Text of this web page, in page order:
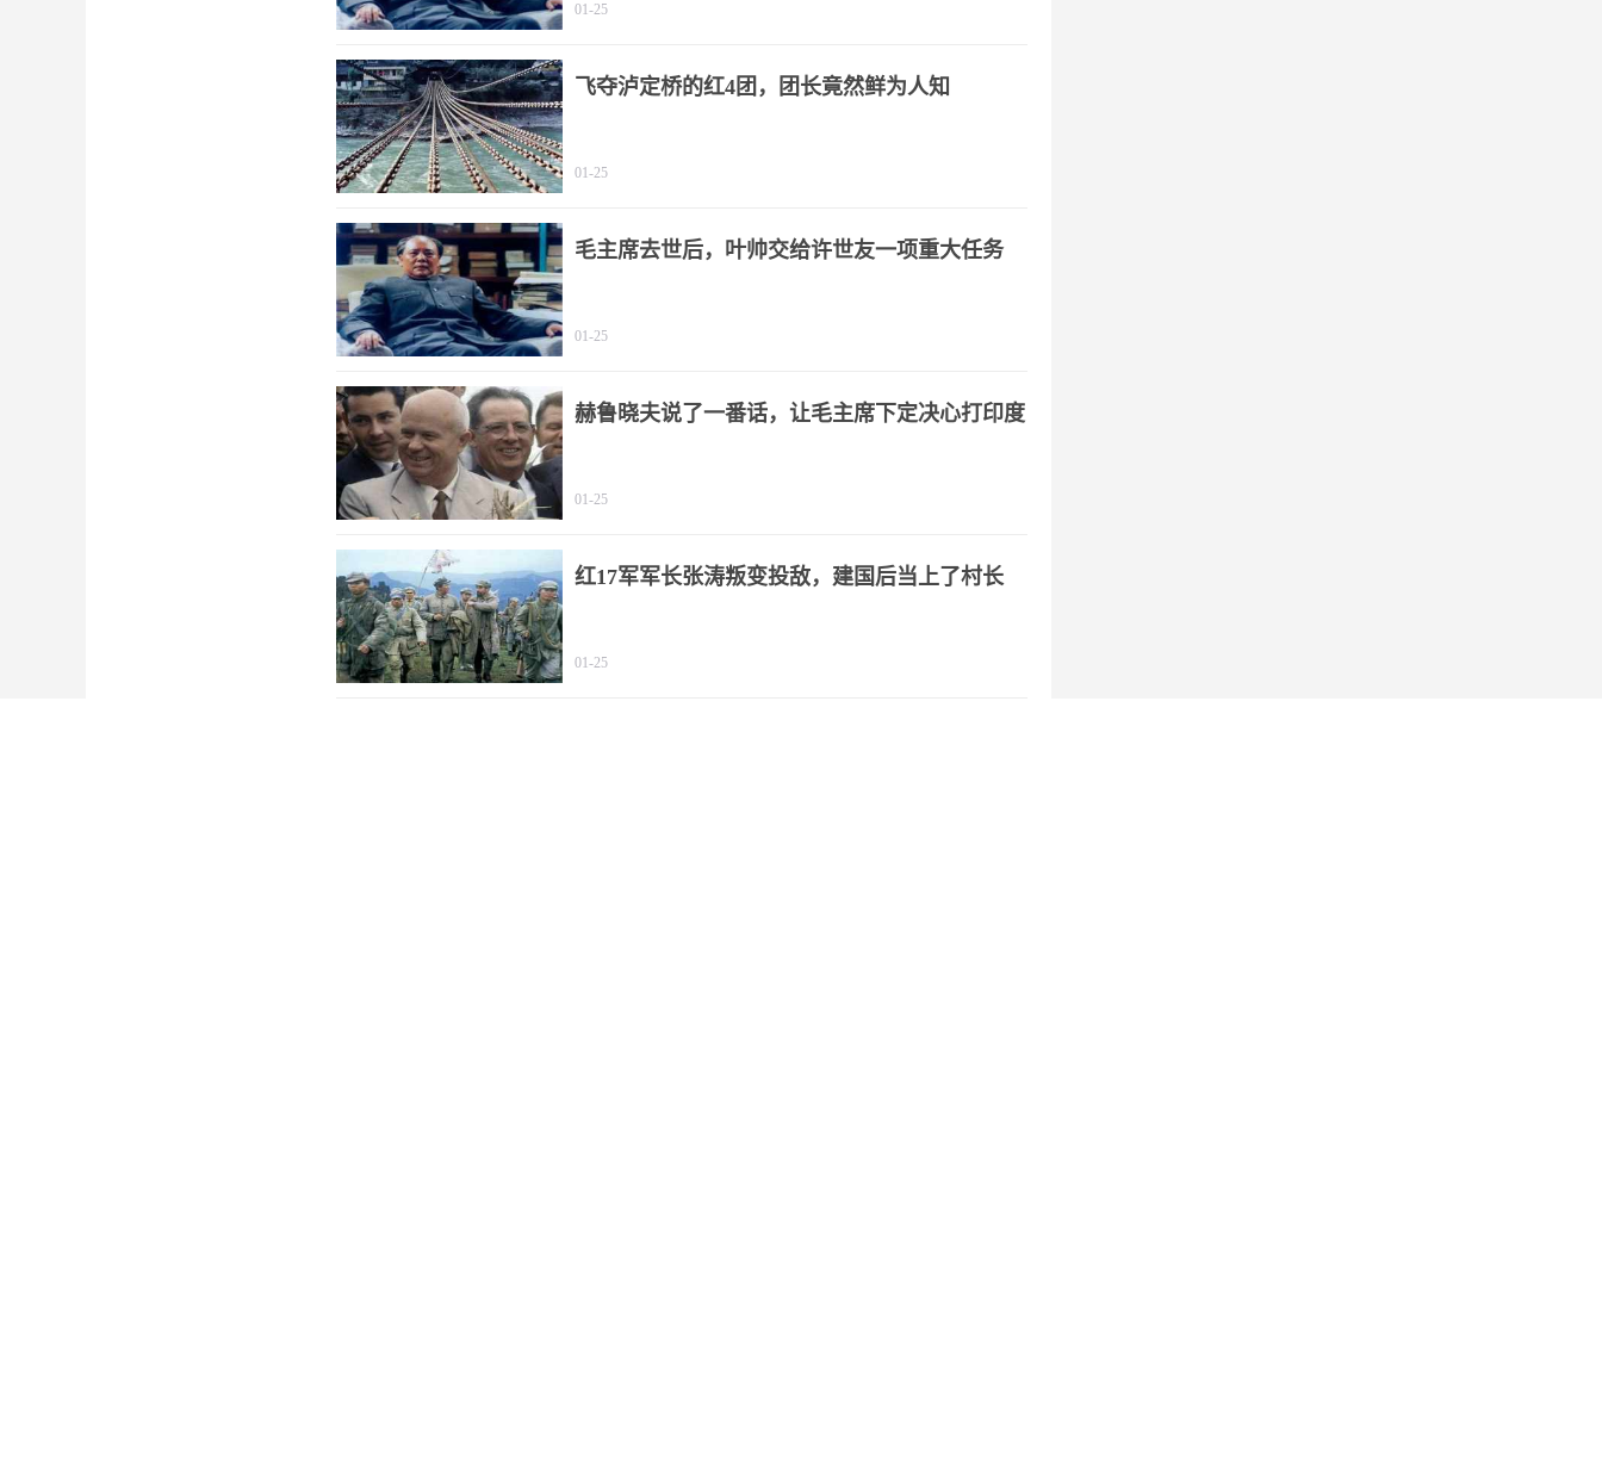
01-25
飞夺泸定桥的红4团，团长竟然鲜为人知
01-25
毛主席去世后，叶帅交给许世友一项重大任务
01-25
赫鲁晓夫说了一番话，让毛主席下定决心打印度
01-25
红17军军长张涛叛变投敌，建国后当上了村长
01-25